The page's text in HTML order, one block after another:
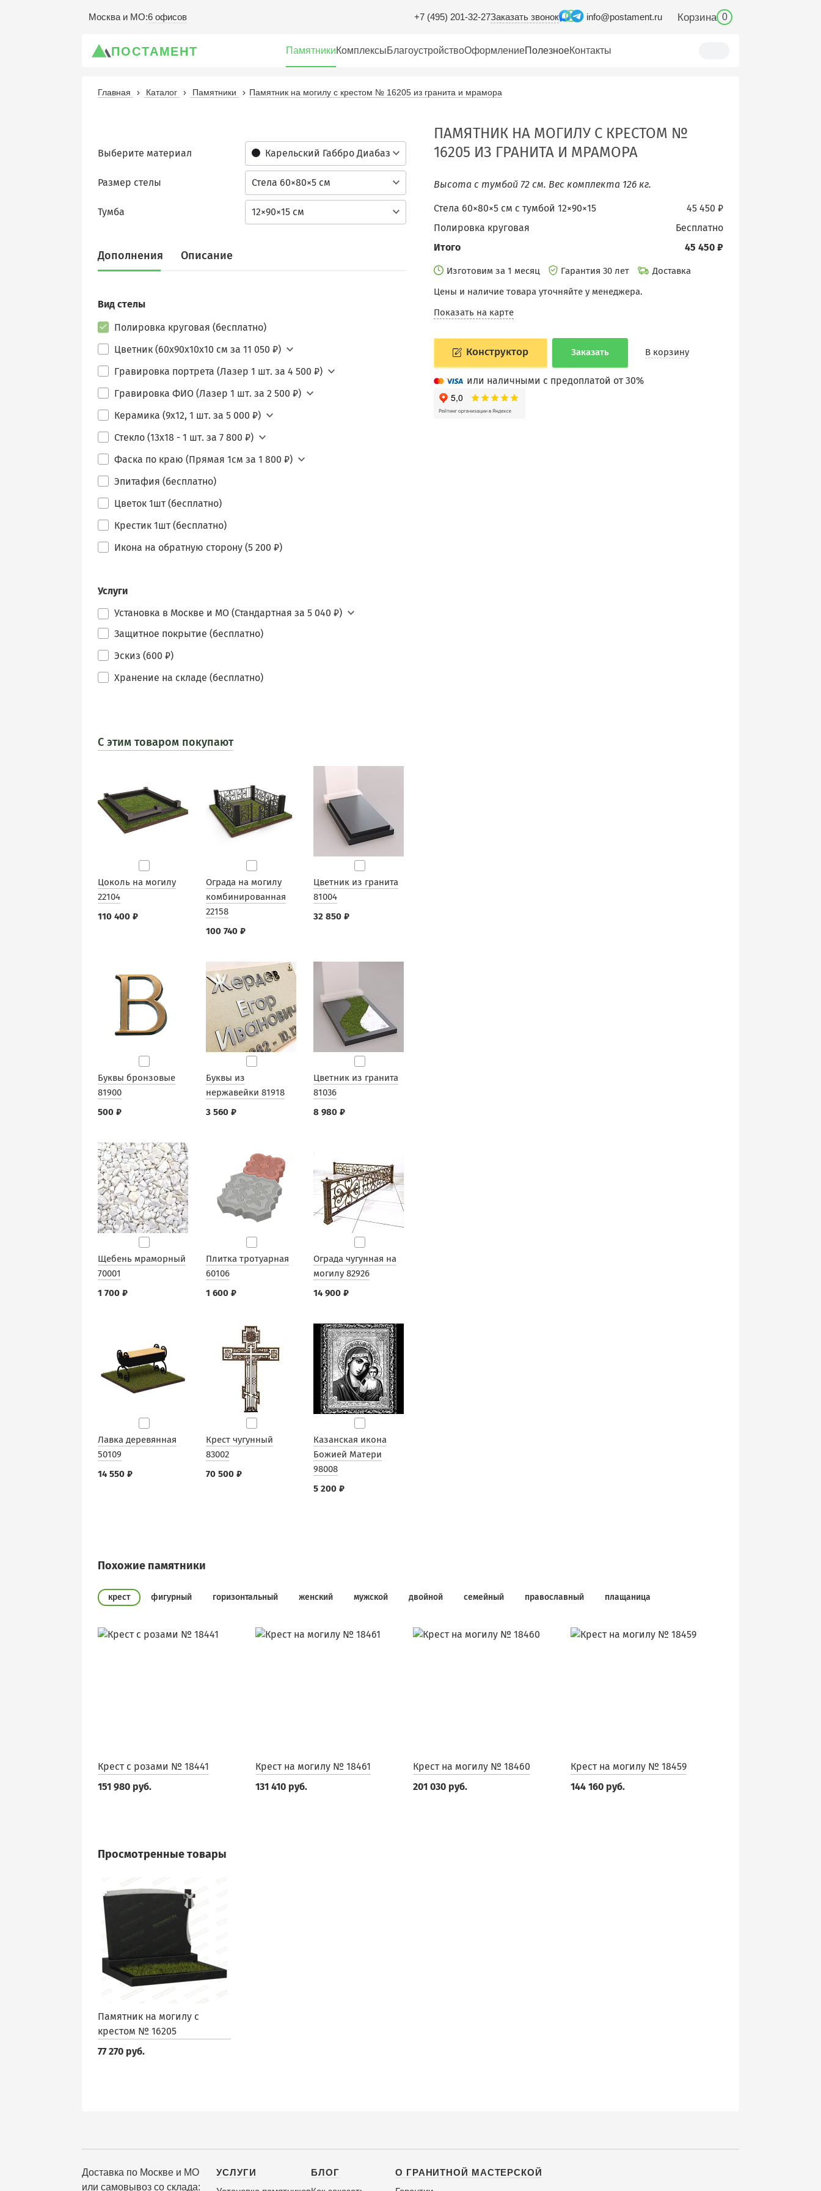
Москва и МО:6 офисов +7 (495) 201-32-27Заказать звонок info@postament.ru Корзина 0
ПОСТАМЕНТ ПамятникиКомплексыБлагоустройствоОформлениеПолезноеКонтакты
Главная Каталог Памятники Памятник на могилу с крестом № 16205 из гранита и мрамора
Карельский Габбро Диабаз
Выберите материал
Стела 60×80×5 см
Размер стелы
12×90×15 см
Тумба
Дополнения Описание
Вид стелы
Полировка круговая (бесплатно)
Цветник (60х90х10х10 см за 11 050 ₽)
Гравировка портрета (Лазер 1 шт. за 4 500 ₽)
Гравировка ФИО (Лазер 1 шт. за 2 500 ₽)
Керамика (9х12, 1 шт. за 5 000 ₽)
Стекло (13х18 - 1 шт. за 7 800 ₽)
Фаска по краю (Прямая 1см за 1 800 ₽)
Эпитафия (бесплатно)
Цветок 1шт (бесплатно)
Крестик 1шт (бесплатно)
Икона на обратную сторону (5 200 ₽)
Услуги
Установка в Москве и МО (Стандартная за 5 040 ₽)
Защитное покрытие (бесплатно)
Эскиз (600 ₽)
Хранение на складе (бесплатно)
С этим товаром покупают
Цоколь на могилу
22104
110 400 ₽
Ограда на могилу
комбинированная
22158
100 740 ₽
Цветник из гранита
81004
32 850 ₽
Буквы бронзовые
81900
500 ₽
Буквы из
нержавейки 81918
3 560 ₽
Цветник из гранита
81036
8 980 ₽
Щебень мраморный
70001
1 700 ₽
Плитка тротуарная
60106
1 600 ₽
Ограда чугунная на
могилу 82926
14 900 ₽
Лавка деревянная
50109
14 550 ₽
Крест чугунный
83002
70 500 ₽
Казанская икона
Божией Матери
98008
5 200 ₽
ПАМЯТНИК НА МОГИЛУ С КРЕСТОМ №
16205 ИЗ ГРАНИТА И МРАМОРА
Высота с тумбой 72 см. Вес комплекта 126 кг.
45 450 ₽
Стела 60×80×5 см c тумбой 12×90×15
бесплатно
Полировка круговая
45 450 ₽
Итого
Изготовим за 1 месяц Гарантия 30 лет
Доставка
Цены и наличие товара уточняйте у менеджера.
Показать на карте
Конструктор Заказать В корзину
или наличными с предоплатой от 30%
Похожие памятники
крест фигурный горизонтальный женский мужской двойной семейный православный плащаница
Крест с розами № 18441
151 980 руб.
Крест на могилу № 18461
131 410 руб.
Крест на могилу № 18460
201 030 руб.
Крест на могилу № 18459
144 160 руб.
Просмотренные товары
Памятник на могилу с
крестом № 16205
77 270 руб.
Доставка по Москве и МО
или самовывоз со склада:
УСЛУГИ
БЛОГ
О ГРАНИТНОЙ МАСТЕРСКОЙ